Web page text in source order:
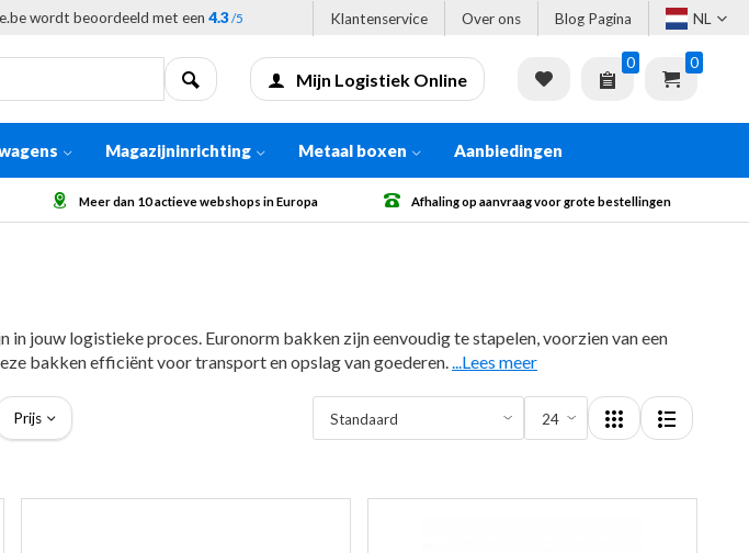
wordt beoordeeld met een 4.3/5 Klantenservice Over ons Blog Pagina NL
Mijn Logistiek Online
0 0
Magazijninrichting Metaal boxen Aanbiedingen
Afhaling op aanvraag voor grote bestellingen Gratis verzending vanaf € 500 excl. BTW
jouw logistieke proces. Euronorm bakken zijn eenvoudig te stapelen, voorzien van een
bakken efficiënt voor transport en opslag van goederen....Lees meer
Prijs